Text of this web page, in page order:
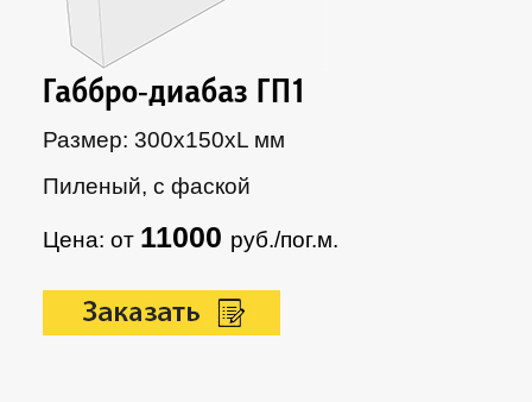
Габбро-диабаз ГП1
Размер: 300х150xL мм
Пиленый, с фаской
Цена: от 11000 руб./пог.м.